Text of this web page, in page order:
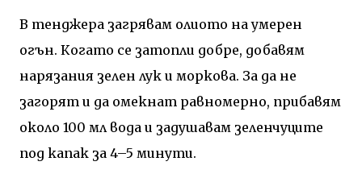
В тенджера загрявам олиото на умерен
огън. Когато се затопли добре, добавям
нарязания зелен лук и моркова. За да не
загорят и да омекнат равномерно, прибавям
около 100 мл вода и задушавам зеленчуците
под капак за 4–5 минути.